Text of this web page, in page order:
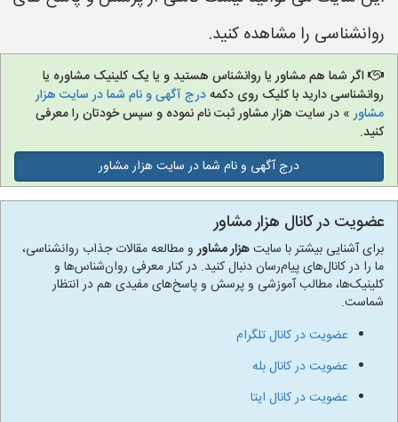
روانشناسی را مشاهده کنید.
اگر شما هم مشاور یا روانشناس هستید و یا یک کلینیک مشاوره یا
روانشناسی دارید با کلیک روی دکمهدرج آگهی و نام شما در سایت هزار
مشاور» در سایت هزار مشاور ثبت نام نموده و سپس خودتان را معرفی
کنید.
درج آگهی و نام شما در سایت هزار مشاور
عضویت در کانال هزار مشاور
برای آشنایی بیشتر با سایتهزار مشاورو مطالعه مقالات جذاب روانشناسی،
ما را در کانال‌های پیام‌رسان دنبال کنید. در کنار معرفی روان‌شناس‌ها و
کلینیک‌ها، مطالب آموزشی و پرسش و پاسخ‌های مفیدی هم در انتظار
شماست.
عضویت در کانال تلگرام
عضویت در کانال بله
عضویت در کانال ایتا